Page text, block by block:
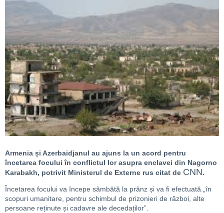
Armenia și Azerbaidjanul au ajuns la un acord pentru
încetarea focului în conflictul lor asupra enclavei din Nagorno
Karabakh, potrivit Ministerul de Externe rus citat de CNN.
Încetarea focului va începe sâmbătă la prânz și va fi efectuată „în
scopuri umanitare, pentru schimbul de prizonieri de război, alte
persoane reținute și cadavre ale decedaților”.